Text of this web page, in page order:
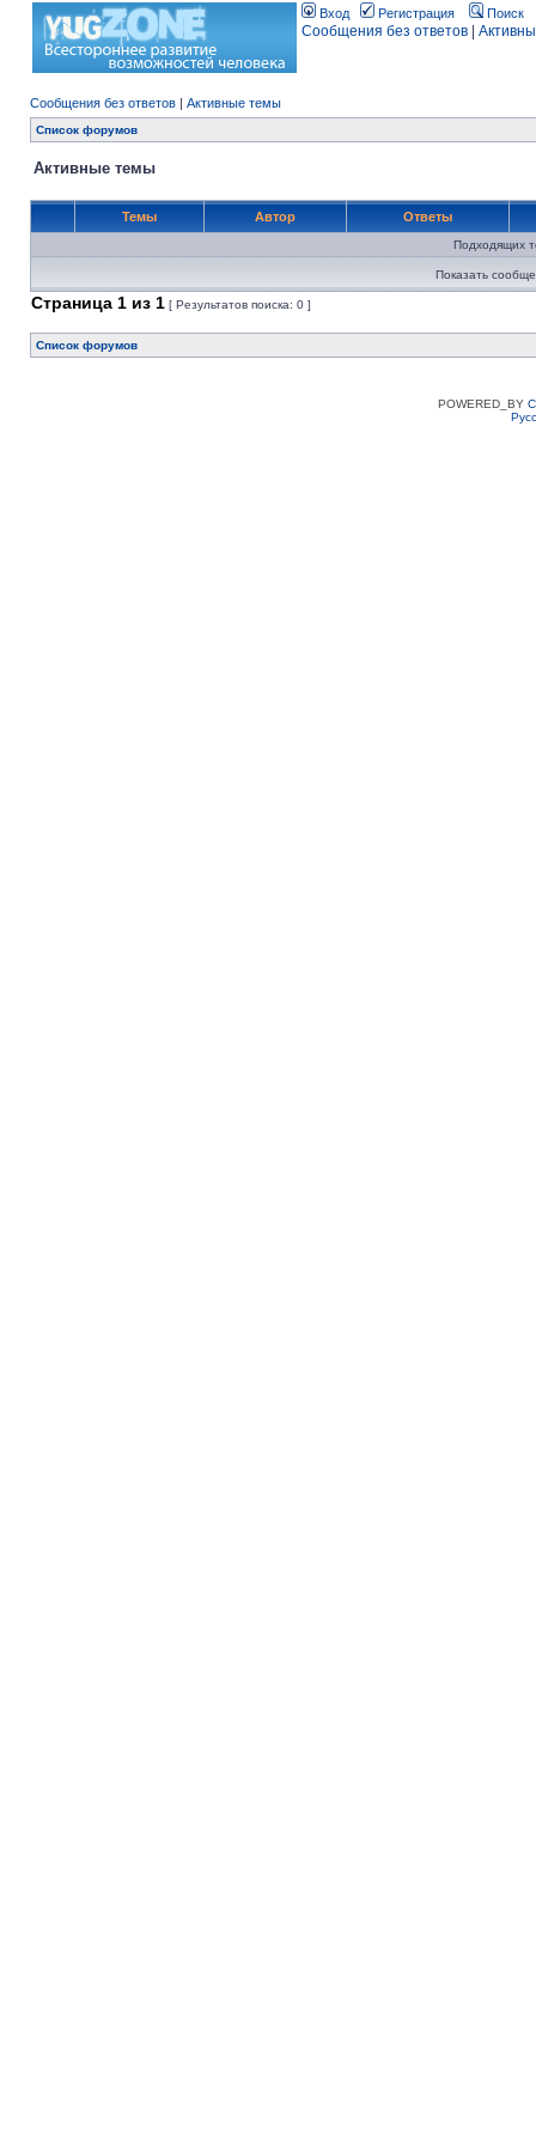
Вход Регистрация Поиск
Сообщения без ответов
Сообщения без ответов | Активные темы
Список форумов
Активные темы
Темы Автор Ответы
Подходящих
Показать
Страница 1 из 1 [ Результатов поиска: 0 ]
Список форумов
POWERED_BY